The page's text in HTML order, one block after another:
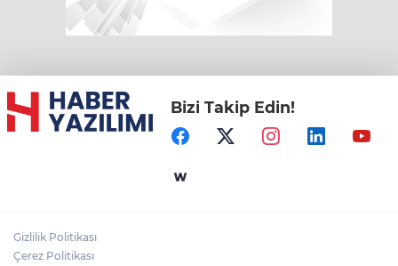
Bizi Takip Edin!
Gizlilik Politikası
Çerez Politikası